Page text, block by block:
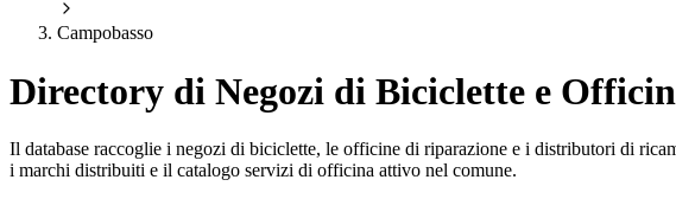
Campobasso
Directory di Negozi di Biciclette e
Il database raccoglie i negozi di biciclette, le officine di riparazione e i distributori di
i marchi distribuiti e il catalogo servizi di officina attivo nel comune.